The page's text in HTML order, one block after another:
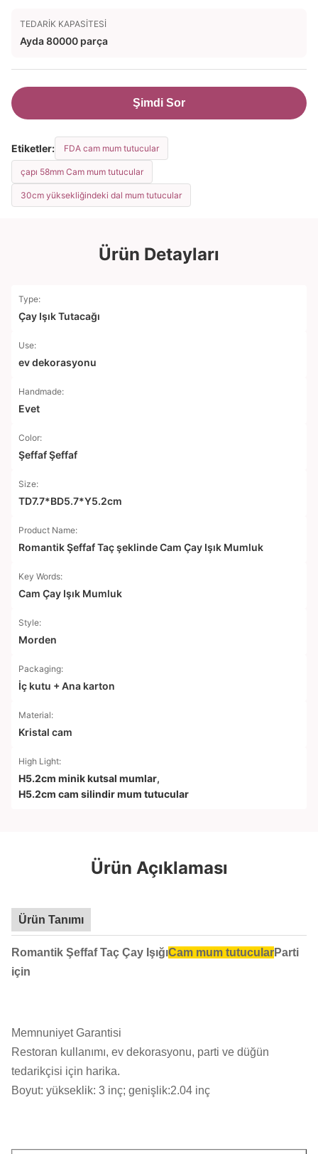
TEDARIK KAPASITESI
Ayda 80000 parça
Şimdi Sor
Etiketler: FDA cam mum tutucular
çapı 58mm Cam mum tutucular
30cm yüksekliğindeki dal mum tutucular
Ürün Detayları
Type:
Çay Işık Tutacağı
Use:
ev dekorasyonu
Handmade:
Evet
Color:
Şeffaf Şeffaf
Size:
TD7.7*BD5.7*Y5.2cm
Product Name:
Romantik Şeffaf Taç şeklinde Cam Çay Işık Mumluk
Key Words:
Cam Çay Işık Mumluk
Style:
Morden
Packaging:
İç kutu + Ana karton
Material:
Kristal cam
High Light:
H5.2cm minik kutsal mumlar,
H5.2cm cam silindir mum tutucular
Ürün Açıklaması
Ürün Tanımı
Romantik Şeffaf Taç Çay IşığıCam mum tutucularParti
için
Memnuniyet Garantisi
Restoran kullanımı, ev dekorasyonu, parti ve düğün
tedarikçisi için harika.
Boyut: yükseklik: 3 inç; genişlik:2.04 inç